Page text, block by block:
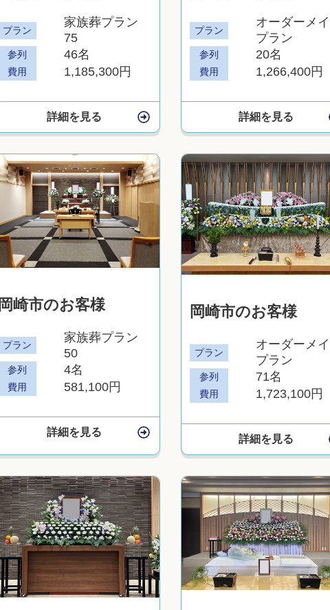
プラン
家族葬プラン
75
参列 46名
費用 1,185,300円
詳細を見る
プラン
オーダーメ
プラン
参列 20名
費用 1,266,400円
詳細を見る
岡崎市のお客様
プラン
家族葬プラン
50
参列 4名
費用 581,100円
詳細を見る
岡崎市のお客様
プラン
オーダーメ
プラン
参列 71名
費用 1,723,100円
詳細を見る